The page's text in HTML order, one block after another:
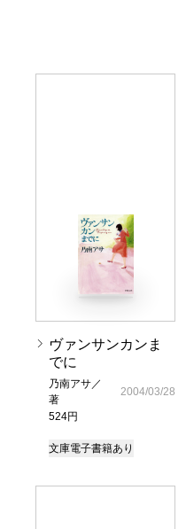
ヴァンサンカンま
でに
乃南アサ／
著
524円
2004/03/28
文庫電子書籍あり